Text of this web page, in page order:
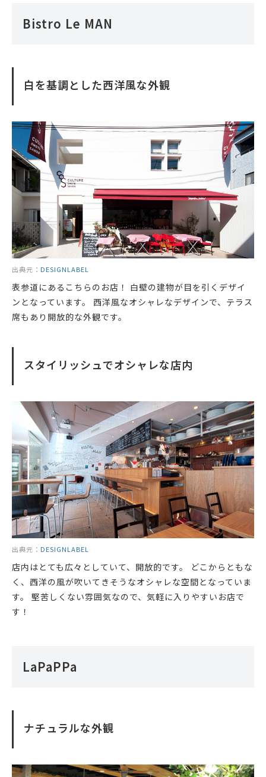
Bistro Le MAN
白を基調とした西洋風な外観
出典元： DESIGNLABEL
表参道にあるこちらのお店！ 白壁の建物が目を引くデザイ
ンとなっています。 西洋風なオシャレなデザインで、テラス
席もあり開放的な外観です。
スタイリッシュでオシャレな店内
出典元： DESIGNLABEL
店内はとても広々としていて、開放的です。 どこからともな
く、西洋の風が吹いてきそうなオシャレな空間となっていま
す。 堅苦しくない雰囲気なので、気軽に入りやすいお店で
す！
LaPaPPa
ナチュラルな外観